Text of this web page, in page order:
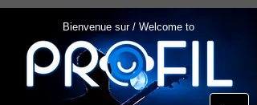
Bienvenue sur / Welcome to